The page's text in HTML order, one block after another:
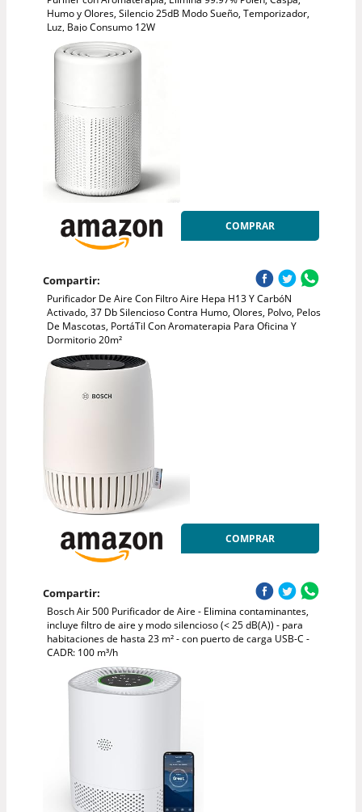
Humo y Olores, Silencio 25dB Modo Sueño, Temporizador,
Luz, Bajo Consumo 12W
COMPRAR
Compartir:
Purificador De Aire Con Filtro Aire Hepa H13 Y CarbóN
Activado, 37 Db Silencioso Contra Humo, Olores, Polvo, Pelos
De Mascotas, PortáTil Con Aromaterapia Para Oficina Y
Dormitorio 20m²
COMPRAR
Compartir:
Bosch Air 500 Purificador de Aire - Elimina contaminantes,
incluye filtro de aire y modo silencioso (< 25 dB(A)) - para
habitaciones de hasta 23 m² - con puerto de carga USB-C -
CADR: 100 m³/h